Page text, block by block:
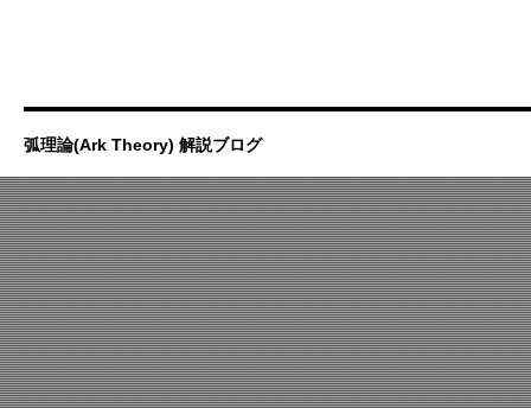
弧理論(Ark Theory) 解説ブログ